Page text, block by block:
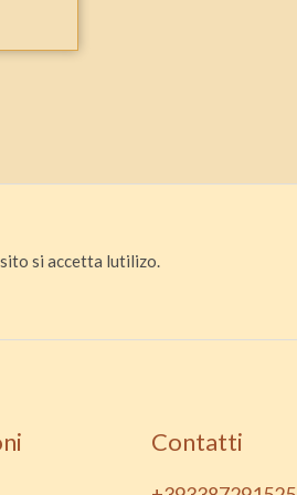
si accetta lutilizo.
Contatti